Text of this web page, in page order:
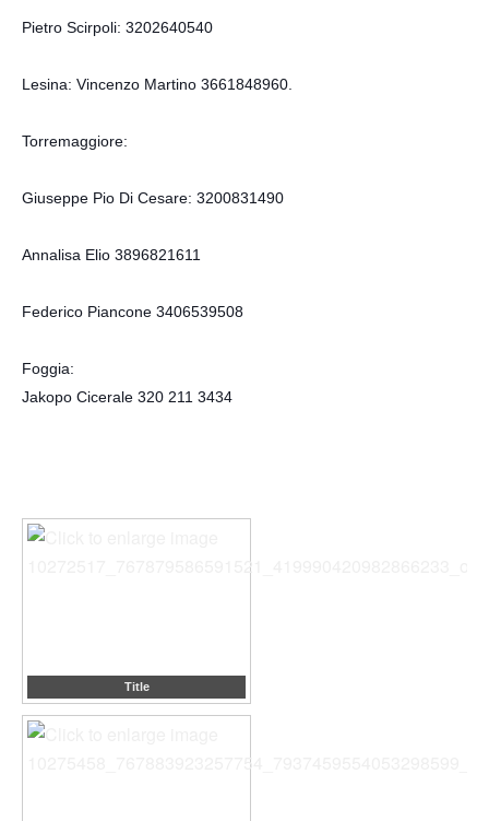
Pietro Scirpoli: 3202640540
Lesina: Vincenzo Martino 3661848960.
Torremaggiore:
Giuseppe Pio Di Cesare: 3200831490
Annalisa Elio 3896821611
Federico Piancone 3406539508
Foggia:
Jakopo Cicerale 320 211 3434
Title